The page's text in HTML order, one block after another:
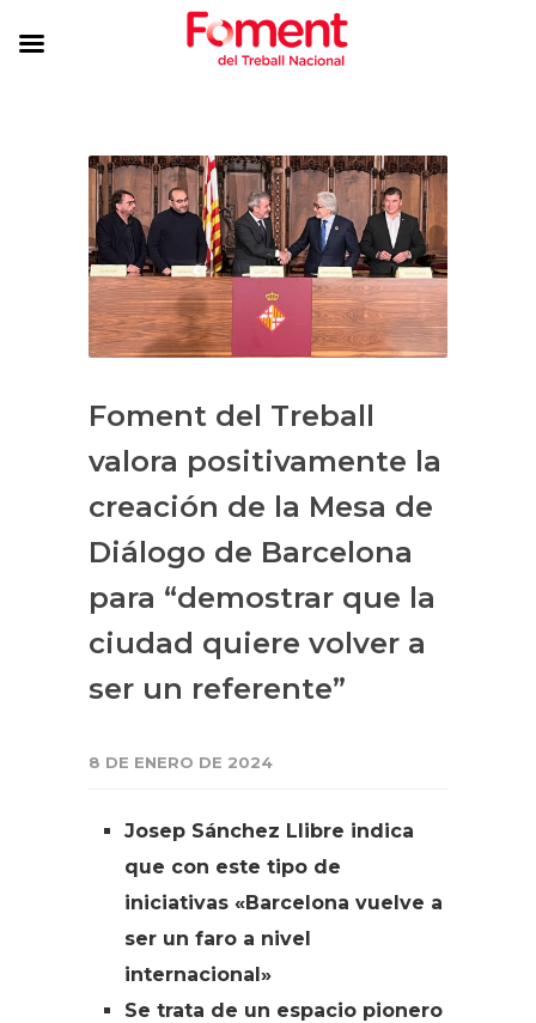
Foment del Treball
valora positivamente la
creación de la Mesa de
Diálogo de Barcelona
para “demostrar que la
ciudad quiere volver a
ser un referente”
8 DE ENERO DE 2024
Josep Sánchez Llibre indica
que con este tipo de
iniciativas «Barcelona vuelve a
ser un faro a nivel
internacional»
Se trata de un espacio pionero